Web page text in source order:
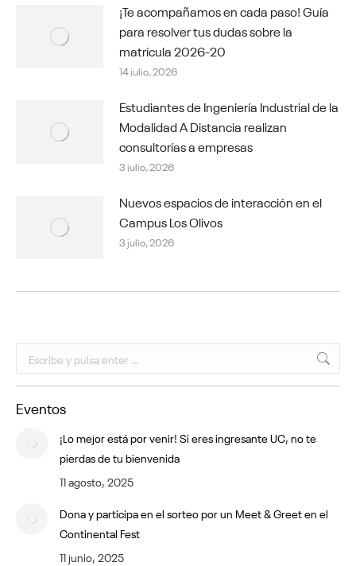
¡Te acompañamos en cada paso! Guía
para resolver tus dudas sobre la
matrícula 2026-20
14 julio, 2026
Estudiantes de Ingeniería Industrial de la
Modalidad A Distancia realizan
consultorías a empresas
3 julio, 2026
Nuevos espacios de interacción en el
Campus Los Olivos
3 julio, 2026
Buscar:
Eventos
¡Lo mejor está por venir! Si eres ingresante UC, no te
pierdas de tu bienvenida
11 agosto, 2025
Dona y participa en el sorteo por un Meet & Greet en el
Continental Fest
11 junio, 2025